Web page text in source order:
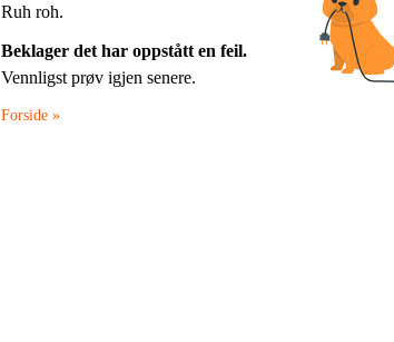
Ruh roh.
Beklager det har oppstått en feil.
Vennligst prøv igjen senere.
Forside »